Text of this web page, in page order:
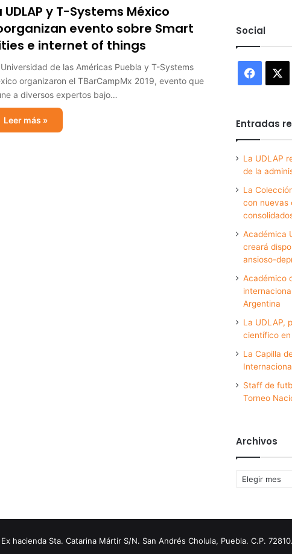
UDLAP y T-Systems México
evento sobre Smart
e internet of things
de las Américas Puebla y T-Systems
organizaron el TBarCampMx 2019, evento que
a diversos expertos bajo…
Leer más »
Social
Entradas
La UDLAP
de la
La
con nuevas
Académica
creará
ansioso-
Académico
Argentina
La UDLAP,
científico
La Capilla
Staff de
Torneo
Archivos
Archivos
hacienda Sta. Catarina Mártir S/N. San Andrés Cholula, Puebla. C.P.